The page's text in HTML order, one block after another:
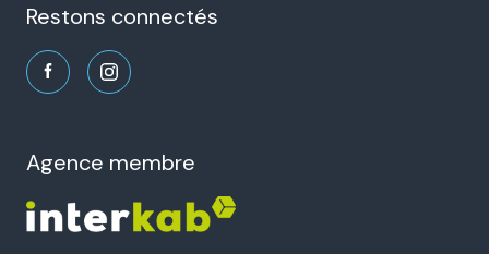
restons connectés
agence membre